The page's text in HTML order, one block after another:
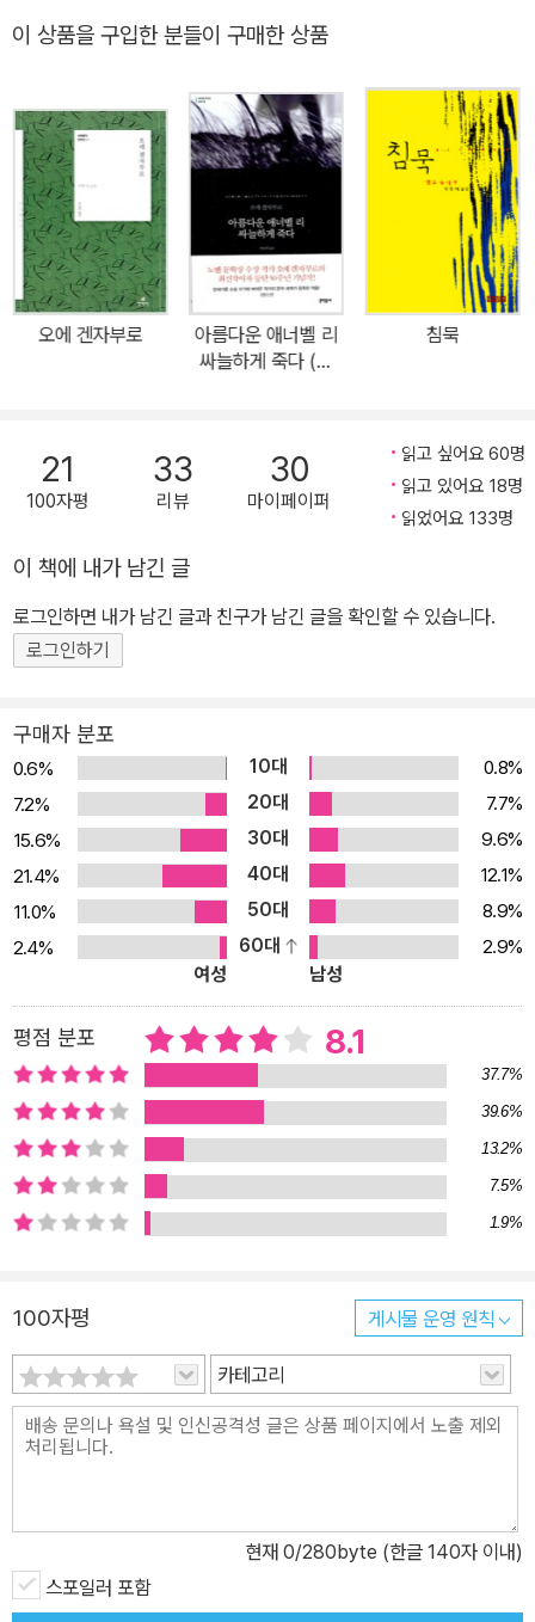
험』은 지적 장애를 갖고 태어난 아이의 죽음을 원하는 청년의 영혼 편
에게 재생의 희망은 있는지 물음을 던지는 오에 겐자부로의 수작(秀
作)이다. 이 작품은 오에의 인생과 작품 세계에 전환점이 되었으며
그가 노벨 문학상을 수상하는데 큰 영향을 주었다. 이 작품은 1963년
6월 장남 히카리가 뇌에 장애를 지니고 태어난 일을 계기로 쓴 장편
소설로 영어, 프랑스어, 스페인어, 독일어, 스웨덴어 등 10개 국어로
번역되어 읽힘으로써 국제적으로도 오에의 대표작으로 여겨져 왔으
며, 오에의 작품 가운데 가장 인기를 누린 작품이기도 하다. 그때까지
거침없는 상상력을 구사하여 충격적이고 외설스럽고 황당무계한 이
야기들을 요설체로 떠들어 대던 젊은 작가가 처음으로 자신의 체험을
64년에 신초샤에서 출간되었다. 그 후 1981년에 같은 출판사에서
작가의 감회를 담은 일종의 후기를 덧붙여 새로 출간했다.
이 상품을 구입한 분들이 구매한 상품
오에 겐자부로
아름다운 애너벨 리
싸늘하게 죽다 (무
침묵
21
100자평
33
리뷰
30
마이페이퍼
읽고 싶어요 60명
읽고 있어요 18명
읽었어요 133명
이 책에 내가 남긴 글
로그인하면 내가 남긴 글과 친구가 남긴 글을 확인할 수 있습니다.
로그인하기
구매자 분포
0.6% 10대
0.8%
7.2%
20대
7.7%
15.6%
30대
9.6%
21.4%
40대
12.1%
11.0%
50대
8.9%
2.4%
60대
2.9%
여성
남성
평점 분포 8.1
37.7%
39.6%
13.2%
7.5%
1.9%
100자평 게시물 운영 원칙
카테고리
현재 0/280byte (한글 140자 이내)
스포일러 포함